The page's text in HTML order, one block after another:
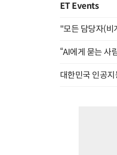
ET Events
"모든 담당자(비
“AI에게 묻는 사
대한민국 인공